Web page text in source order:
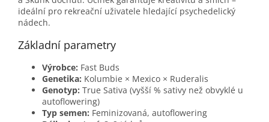
ideální pro rekreační uživatele hledající psychedelický
nádech.
Základní parametry
Výrobce: Fast Buds
Genetika: Kolumbie × Mexico × Ruderalis
Genotyp: True Sativa (vyšší % sativy než obvyklé u
autoflowering)
Typ semen: Feminizovaná, autoflowering